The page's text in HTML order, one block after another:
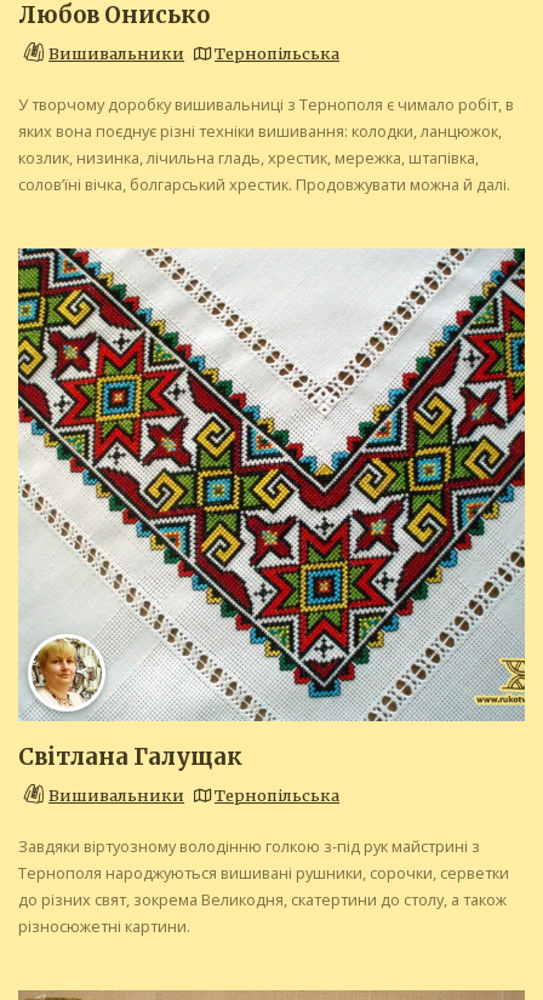
Любов Онисько
Вишивальники Тернопільська
У творчому доробку вишивальниці з Тернополя є чимало робіт, в
яких вона поєднує різні техніки вишивання: колодки, ланцюжок,
козлик, низинка, лічильна гладь, хрестик, мережка, штапівка,
солов’їні вічка, болгарський хрестик. Продовжувати можна й далі.
Світлана Галущак
Вишивальники Тернопільська
Завдяки віртуозному володінню голкою з-під рук майстрині з
Тернополя народжуються вишивані рушники, сорочки, серветки
до різних свят, зокрема Великодня, скатертини до столу, а також
різносюжетні картини.